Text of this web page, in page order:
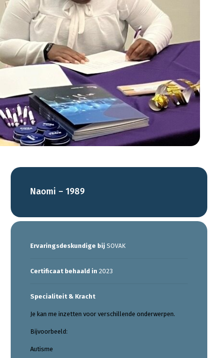
Naomi – 1989
Ervaringsdeskundige bij SOVAK
Certificaat behaald in2023
Specialiteit & Kracht
Je kan me inzetten voor verschillende onderwerpen.
Bijvoorbeeld:
Autisme